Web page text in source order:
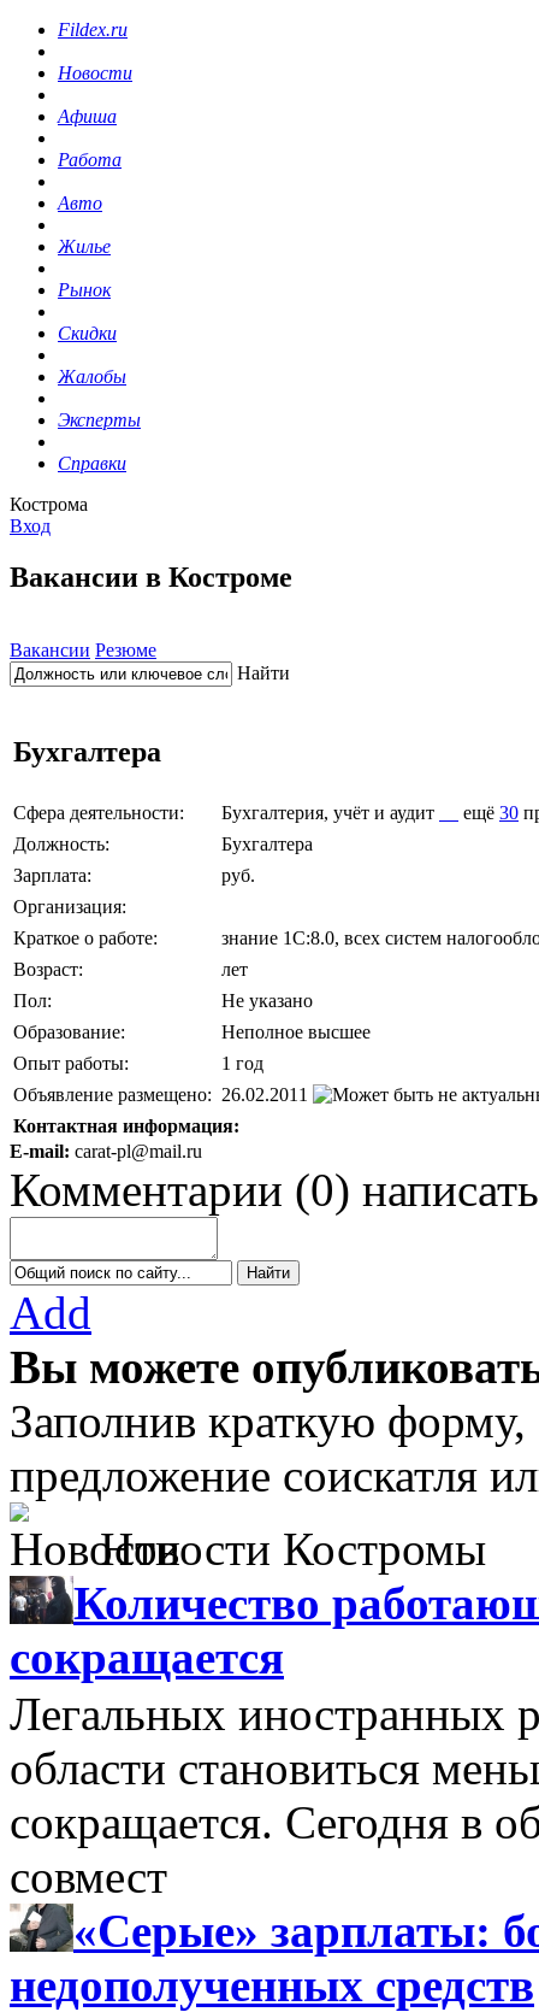
Fildex.ru
Новости
Афиша
Работа
Авто
Жилье
Рынок
Скидки
Жалобы
Эксперты
Справки
Кострома
Вход
Вакансии в Костроме
Вакансии Резюме
Найти
Бухгалтера
Сфера деятельности: Бухгалтерия, учёт и аудит ещё 30
Должность:
Бухгалтера
Зарплата:
руб.
Организация:
Краткое о работе:
знание 1С:8.0, всех систем
Возраст:
лет
Пол:
Не указано
Образование:
Неполное высшее
Опыт работы:
1 год
Объявление размещено: 26.02.2011
Контактная информация:
E-mail: carat-pl@mail.ru
Комментарии (0) написать
Add
Вы можете
Заполнив краткую
предложение соискатля
Новости Костромы
Количество
сокращается
Легальных иностранных
области становиться
сокращается. Сегодня в
совмест
«Серые» зарплаты:
недополученных средств